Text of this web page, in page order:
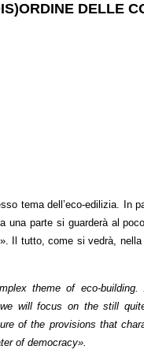
DELLE
tema dell’eco-edilizia. In
parte si guarderà al
Il tutto, come si vedrà,
theme of eco-building.
will focus on the still
of the provisions that
of democracy».